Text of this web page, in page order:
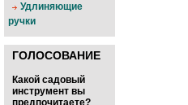
Удлиняющие
ручки
ГОЛОСОВАНИЕ
Какой садовый
инструмент вы
предпочитаете?